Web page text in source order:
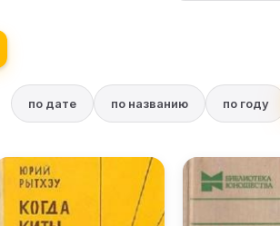
по дате по названию по году